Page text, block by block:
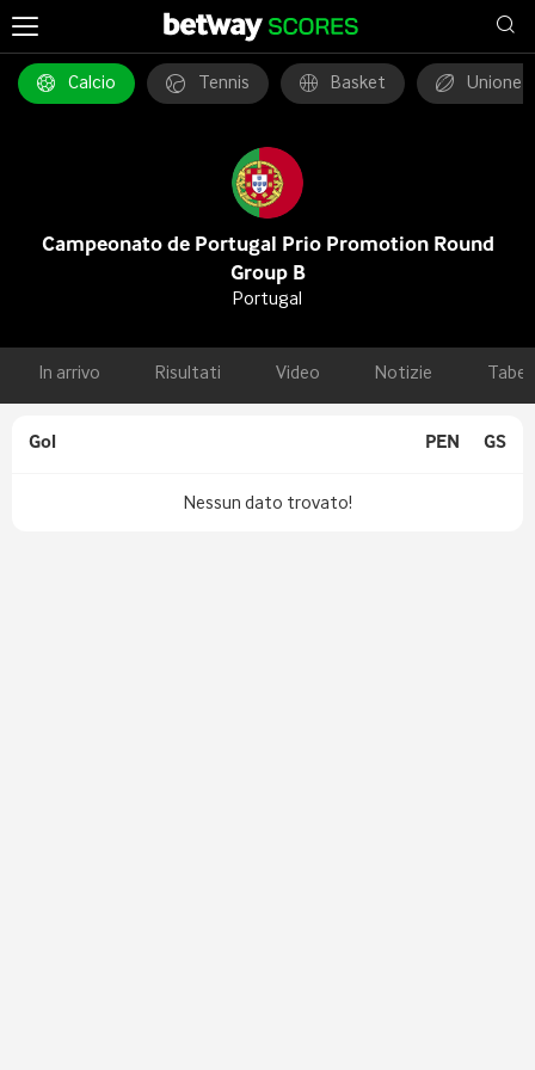
Calcio Tennis Basket Unione
Campeonato de Portugal Prio Promotion Round
Group B
Portugal
In arrivo Risultati Video Notizie
Gol PEN GS
Nessun dato trovato!